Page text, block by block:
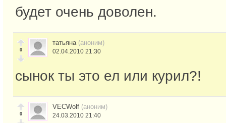
будет очень доволен.
0
татьяна (аноним)
02.04.2010 21:30
сынок ты это ел или курил?!
0
VECWolf (аноним)
24.03.2010 21:40